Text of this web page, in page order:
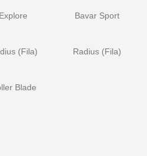
Explore
(Fila)
Blade
Bavar Sport
Radius (Fila)